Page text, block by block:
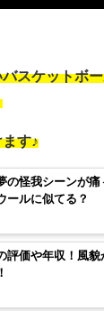
スケットボ
す♪
の怪我シーンが
ールに似てる？
評価や年収！風